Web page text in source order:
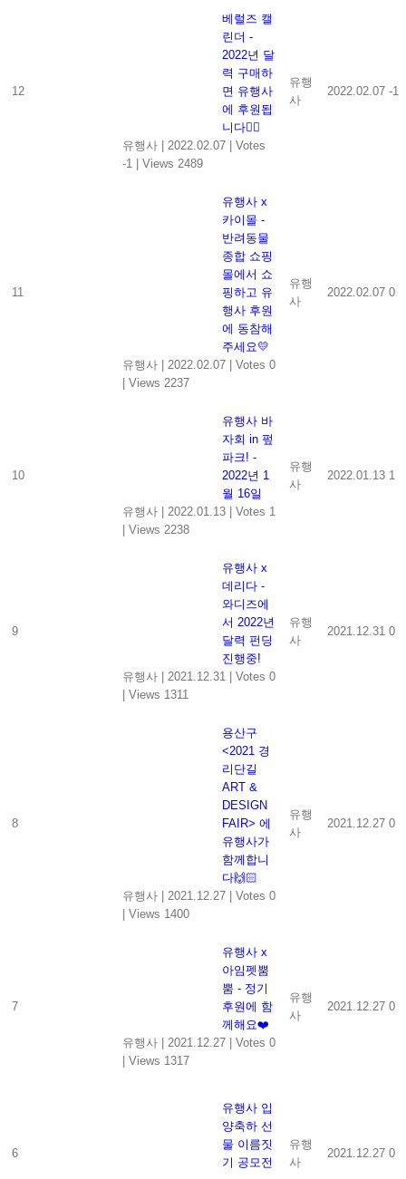
12
베럴즈 캘
린더 -
2022년 달
력 구매하
면 유행사
에 후원됩
니다👍🏻
유행사 | 2022.02.07 | Votes
-1 | Views 2489
유행
사
2022.02.07 -1
11
유행사 x
카이몰 -
반려동물
종합 쇼핑
몰에서 쇼
핑하고 유
행사 후원
에 동참해
주세요💛
유행사 | 2022.02.07 | Votes 0
| Views 2237
유행
사
2022.02.07 0
10
유행사 바
자회 in 펖
파크! -
2022년 1
월 16일
유행사 | 2022.01.13 | Votes 1
| Views 2238
유행
사
2022.01.13 1
9
유행사 x
데리다 -
와디즈에
서 2022년
달력 펀딩
진행중!
유행사 | 2021.12.31 | Votes 0
| Views 1311
유행
사
2021.12.31 0
8
용산구
<2021 경
리단길
ART &
DESIGN
FAIR> 에
유행사가
함께합니
다🙌🏻
유행사 | 2021.12.27 | Votes 0
| Views 1400
유행
사
2021.12.27 0
7
유행사 x
아임펫뿜
뿜 - 정기
후원에 함
께해요❤️
유행사 | 2021.12.27 | Votes 0
| Views 1317
유행
사
2021.12.27 0
6
유행사 입
양축하 선
물 이름짓
기 공모전
유행
사
2021.12.27 0